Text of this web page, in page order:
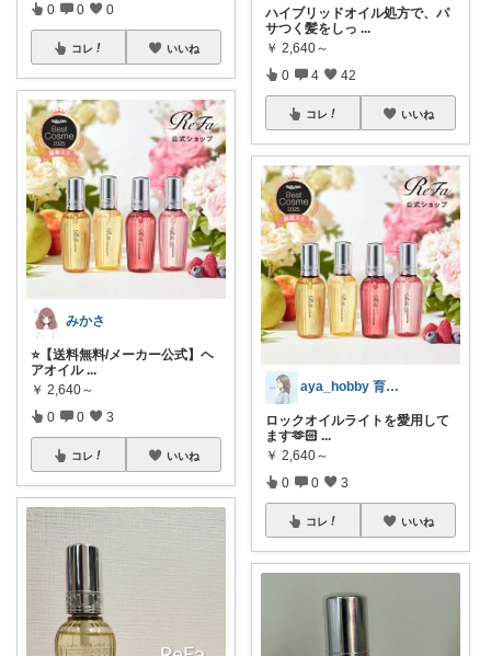
0 0 0
コレ いいね
みかさ
⭐️【送料無料/メーカー公式】ヘ
アオイル...
￥ 2,640～
0 0 3
コレ いいね
ハイブリッドオイル処方で、パ
サつく髪をしっ ...
￥ 2,640～
0 4 42
コレ いいね
aya_hobby 育児を全力で楽しむ
ロックオイルライトを愛用して
ます‪🫶🏻︎ ...
￥ 2,640～
0 0 3
コレ いいね